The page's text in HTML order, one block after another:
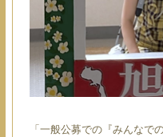
「⼀般公募での『みんなで